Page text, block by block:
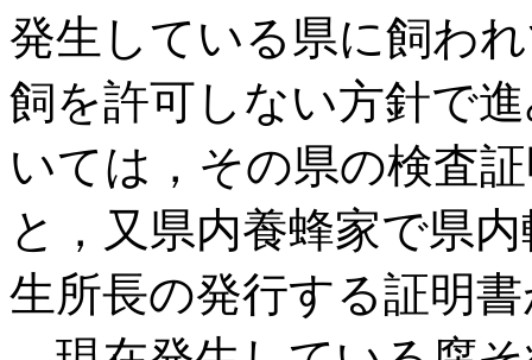
発生している県に飼わ
飼を許可しない方針で
いては，その県の検査
と，又県内養蜂家で県
生所長の発行する証明